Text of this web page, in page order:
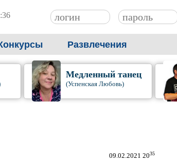
Развлечения
Медленный танец
(Успенская Любовь)
09.02.2021 2035